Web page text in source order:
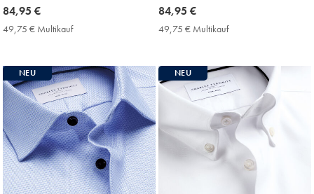
now
84,95
84,95 €
49,75 € Multikauf49,75
Price
now
84,95
84,95 €
49,75 € Multikauf49,75
Price
NEU NEU